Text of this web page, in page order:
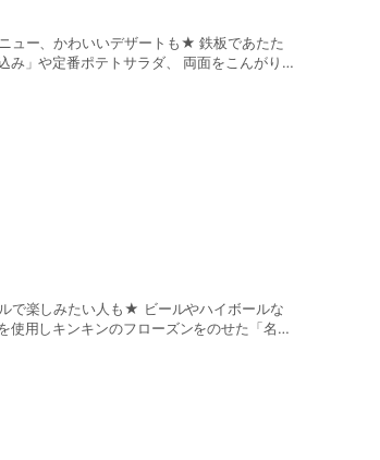
ュー、かわいいデザートも★ 鉄板であたた
み」や定番ポテトサラダ、 両面をこんがり焼
で楽しみたい人も★ ビールやハイボールな
使用しキンキンのフローズンをのせた「名物